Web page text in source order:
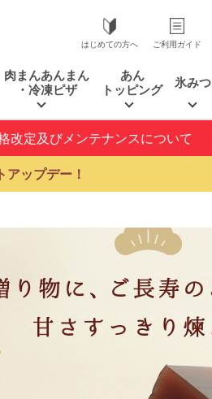
はじめての方へ ご利用ガイド
肉まんあんまん
・冷凍ピザ
あん
トッピング
氷みつ
改定及びメンテナンスについて
ップデー！